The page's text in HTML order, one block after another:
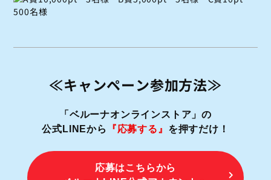
≪キャンペーン参加方法≫
「ベルーナオンラインストア」の
公式LINEから
『応募する』 を押すだけ！
応募はこちらから